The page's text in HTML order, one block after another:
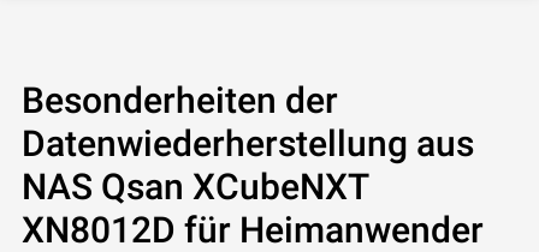
Besonderheiten der
Datenwiederherstellung aus
NAS Qsan XCubeNXT
XN8012D für Heimanwender